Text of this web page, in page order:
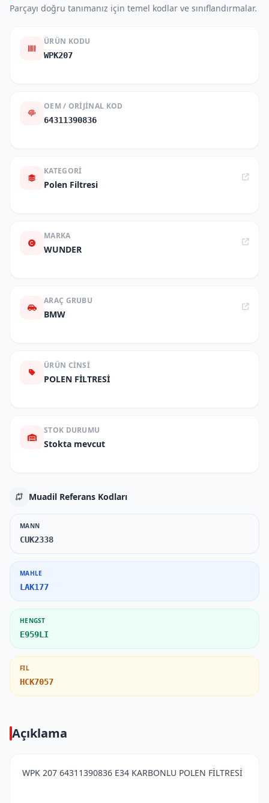
Parçayı doğru tanımanız için temel kodlar ve sınıflandırmalar.
ÜRÜN KODU
WPK207
OEM / ORIJINAL KOD
64311390836
KATEGORI
Polen Filtresi
MARKA
WUNDER
ARAÇ GRUBU
BMW
ÜRÜN CINSI
POLEN FİLTRESİ
STOK DURUMU
Stokta mevcut
Muadil Referans Kodları
MANN
CUK2338
MAHLE
LAK177
HENGST
E959LI
FIL
HCK7057
Açıklama
WPK 207 64311390836 E34 KARBONLU POLEN FİLTRESİ